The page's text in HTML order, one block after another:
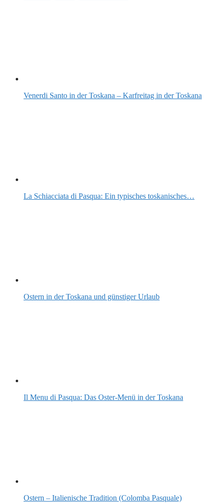
Venerdi Santo in der Toskana – Karfreitag in der Toskana
La Schiacciata di Pasqua: Ein typisches toskanisches…
Ostern in der Toskana und günstiger Urlaub
Il Menu di Pasqua: Das Oster-Menü in der Toskana
Ostern – Italienische Tradition (Colomba Pasquale)